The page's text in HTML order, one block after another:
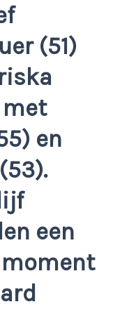
(51)
met
en
een